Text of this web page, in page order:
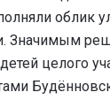
облик
Значимым
целого